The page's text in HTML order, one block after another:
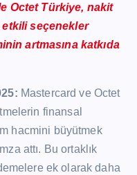
Octet Türkiye, nakit
etkili seçenekler
artmasına katkıda
Mastercard ve Octet
finansal
hacmini büyütmek
attı. Bu ortaklık
ek olarak daha